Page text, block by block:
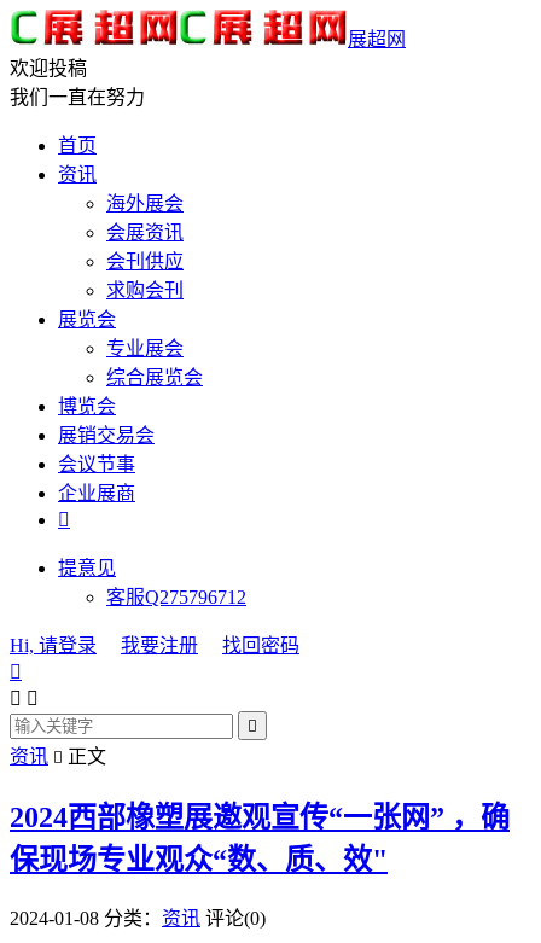
展超网
欢迎投稿
我们一直在努力
首页
资讯
海外展会
会展资讯
会刊供应
求购会刊
展览会
专业展会
综合展览会
博览会
展销交易会
会议节事
企业展商

提意见
客服Q275796712
Hi, 请登录 我要注册
找回密码

 

资讯  正文
2024西部橡塑展邀观宣传“一张网” ，确
保现场专业观众“数、质、效"
2024-01-08 分类： 资讯 评论(0)